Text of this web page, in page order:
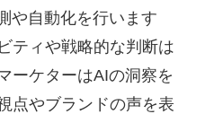
や自動化を行います
ティや戦略的な判断は
ーケターはAIの洞察を
点やブランドの声を表